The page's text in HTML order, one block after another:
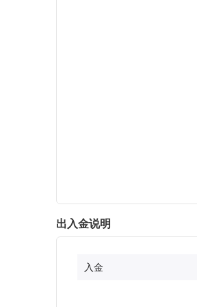
出入金说明
入金